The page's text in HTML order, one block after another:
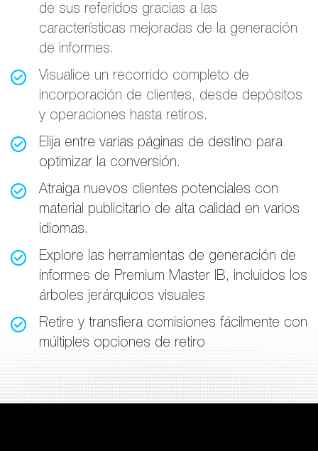
de sus referidos gracias a las
características mejoradas de la generación
de informes.
Visualice un recorrido completo de
incorporación de clientes, desde depósitos
y operaciones hasta retiros.
Elija entre varias páginas de destino para
optimizar la conversión.
Atraiga nuevos clientes potenciales con
material publicitario de alta calidad en varios
idiomas.
Explore las herramientas de generación de
informes de Premium Master IB, incluidos los
árboles jerárquicos visuales
Retire y transfiera comisiones fácilmente con
múltiples opciones de retiro